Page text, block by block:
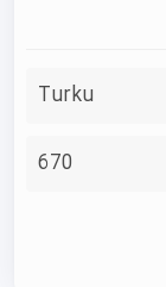
Turku
670